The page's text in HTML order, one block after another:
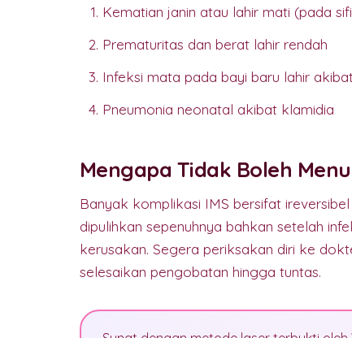
Kematian janin atau lahir mati (pada
Prematuritas dan berat lahir rendah
Infeksi mata pada bayi baru lahir
Pneumonia neonatal akibat klamidia
Mengapa Tidak Boleh
Banyak komplikasi IMS bersifat
dipulihkan sepenuhnya bahkan setelah
kerusakan. Segera periksakan diri ke
selesaikan pengobatan hingga tuntas.